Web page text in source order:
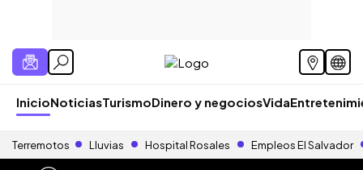
InicioNoticiasTurismoDinero y negociosVida
Terremotos Lluvias Hospital Rosales Empleos El Salvador